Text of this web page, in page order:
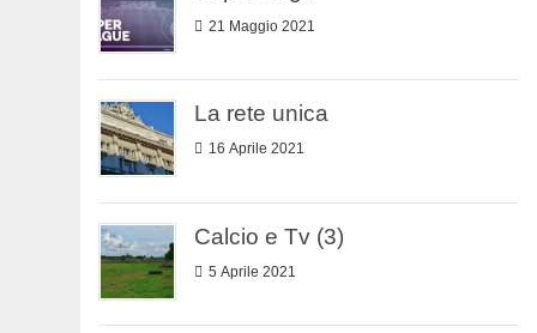
21 Maggio 2021
La rete unica
16 Aprile 2021
Calcio e Tv (3)
5 Aprile 2021